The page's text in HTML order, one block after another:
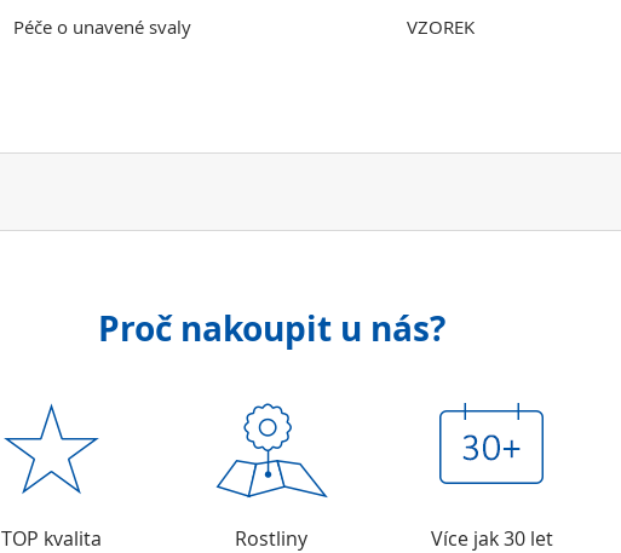
Péče o unavené svaly VZOREK
Proč nakoupit u nás?
TOP kvalita
Rostliny
Více jak 30 let